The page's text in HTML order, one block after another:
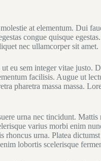
at elementum. Dui
congue quisque
nec ullamcorper sit amet.
eu sem integer vitae justo.
facilisis. Augue ut
pharetra massa massa.
urna nec tincidunt.
varius morbi enim
urna. Platea
lobortis scelerisque